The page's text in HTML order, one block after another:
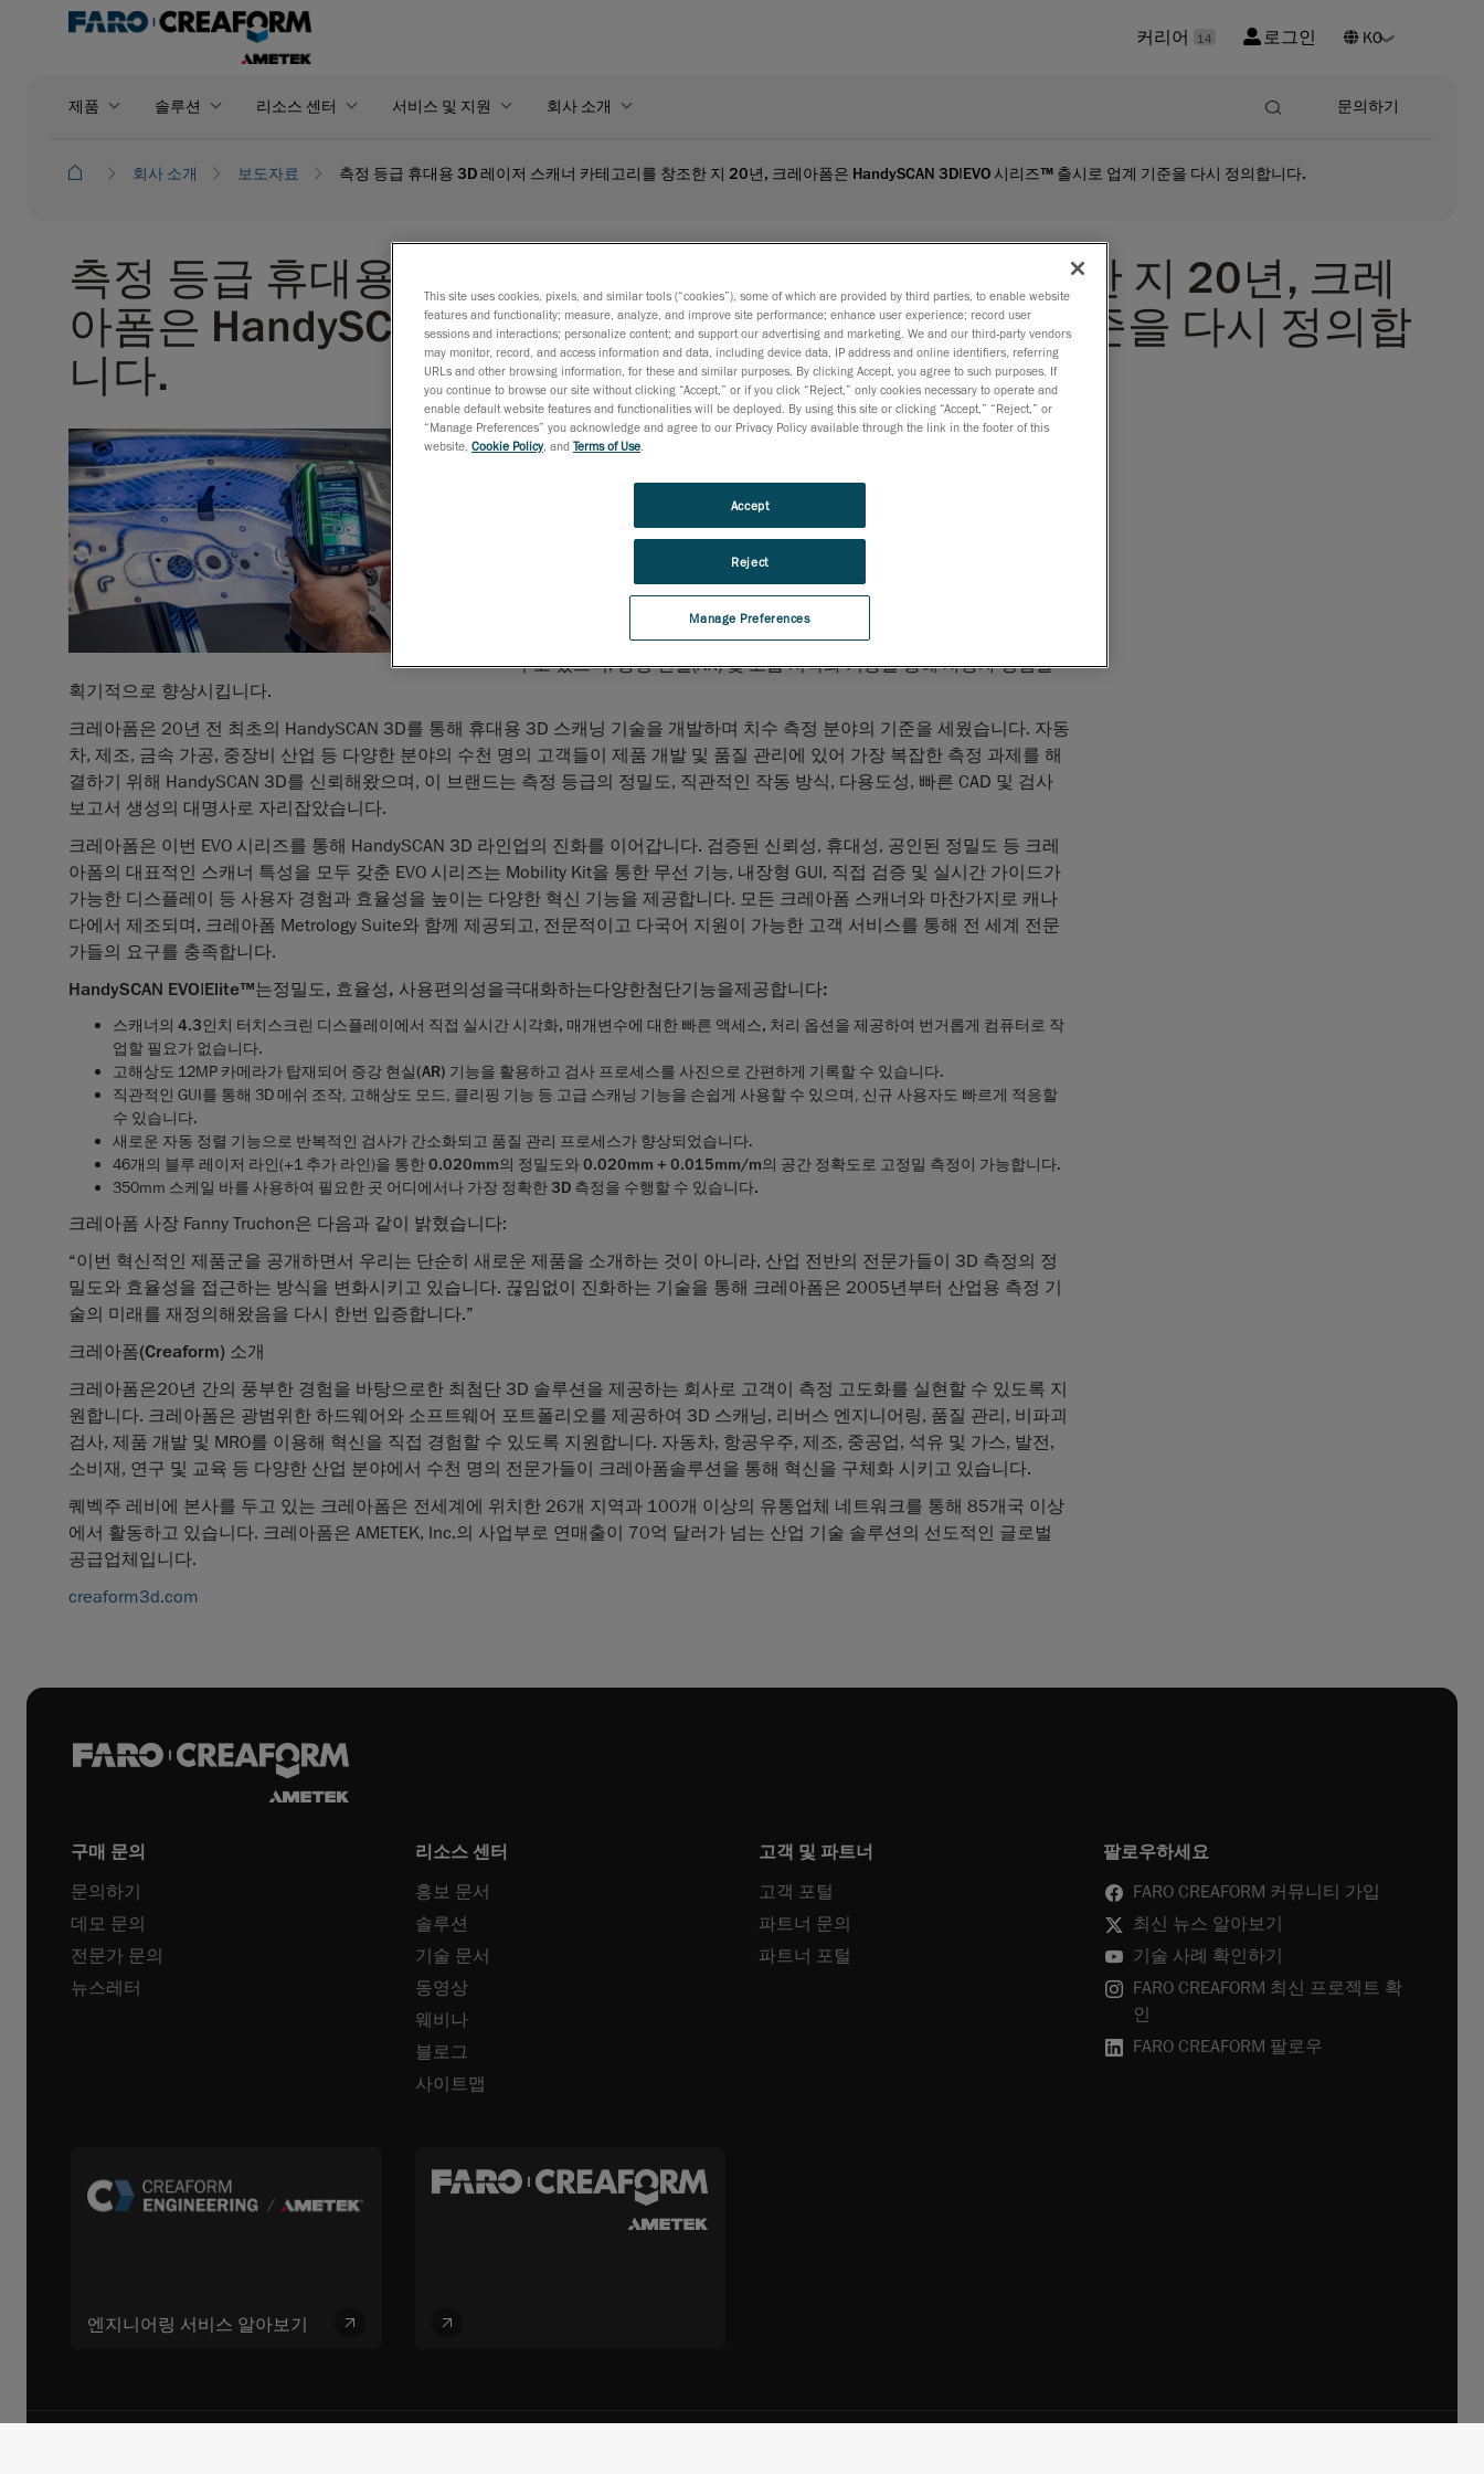
커리어 14 로그인
제품 솔루션 리소스 센터 서비스 및 지원 회사 소개 문의하기
회사 소개 보도자료 측정 등급 휴대용 3D 레이저 스캐너 카테고리를 창조한 지 20년, 크레아폼은 HandySCAN 3D|EVO 시리즈™ 출시로 업계 기준을 다시 정의합니다.
측정 등급 휴대용 3D 레이저 스캐너 카테고리를 창조한 지 20년, 크레
아폼은 HandySCAN 3D|EVO 시리즈™ 출시로 업계 기준을 다시 정의합
니다.
ISO 10360 인증을 받았으며 ISO 17025 인증 실험실에서 제조된 신제
사용자 경험을 제공합니다.
2025년 10월 21일, 캐나다퀘벡주레비
및휴대용 3D 측정 솔루션공급업체인
HandySCAN 3D|EVO 시리즈™
인 시리즈는 내장형 터치스크린 디스플레이와 통합형 포토 카메라를 갖
추고 있으며, 증강 현실(AR) 및 고급 시각화 기능을 통해 사용자 경험을
획기적으로 향상시킵니다.
크레아폼은 20년 전 최초의 HandySCAN 3D를 통해 휴대용 3D 스캐닝 기술을 개발하며 치수 측정 분야의 기준을 세웠습니다. 자동
차, 제조, 금속 가공, 중장비 산업 등 다양한 분야의 수천 명의 고객들이 제품 개발 및 품질 관리에 있어 가장 복잡한 측정 과제를 해
결하기 위해 HandySCAN 3D를 신뢰해왔으며, 이 브랜드는 측정 등급의 정밀도, 직관적인 작동 방식, 다용도성, 빠른 CAD 및 검사
보고서 생성의 대명사로 자리잡았습니다.
크레아폼은 이번 EVO 시리즈를 통해 HandySCAN 3D 라인업의 진화를 이어갑니다. 검증된 신뢰성, 휴대성, 공인된 정밀도 등 크레
아폼의 대표적인 스캐너 특성을 모두 갖춘 EVO 시리즈는 Mobility Kit을 통한 무선 기능, 내장형 GUI, 직접 검증 및 실시간 가이드가
가능한 디스플레이 등 사용자 경험과 효율성을 높이는 다양한 혁신 기능을 제공합니다. 모든 크레아폼 스캐너와 마찬가지로 캐나
다에서 제조되며, 크레아폼 Metrology Suite와 함께 제공되고, 전문적이고 다국어 지원이 가능한 고객 서비스를 통해 전 세계 전문
가들의 요구를 충족합니다.
HandySCAN EVO|Elite™는정밀도, 효율성, 사용편의성을극대화하는다양한첨단기능을제공합니다:
스캐너의 4.3인치 터치스크린 디스플레이에서 직접 실시간 시각화, 매개변수에 대한 빠른 액세스, 처리 옵션을 제공하여 번거롭게 컴퓨터로 작
업할 필요가 없습니다.
고해상도 12MP 카메라가 탑재되어 증강 현실(AR) 기능을 활용하고 검사 프로세스를 사진으로 간편하게 기록할 수 있습니다.
직관적인 GUI를 통해 3D 메쉬 조작, 고해상도 모드, 클리핑 기능 등 고급 스캐닝 기능을 손쉽게 사용할 수 있으며, 신규 사용자도 빠르게 적응할
수 있습니다.
새로운 자동 정렬 기능으로 반복적인 검사가 간소화되고 품질 관리 프로세스가 향상되었습니다.
46개의 블루 레이저 라인(+1 추가 라인)을 통한0.020mm의 정밀도와0.020mm + 0.015mm/m의 공간 정확도로 고정밀 측정이 가능합니다.
350mm 스케일 바를 사용하여 필요한 곳 어디에서나 가장 정확한 3D 측정을 수행할 수 있습니다.
크레아폼 사장 Fanny Truchon은 다음과 같이 밝혔습니다:
“이번 혁신적인 제품군을 공개하면서 우리는 단순히 새로운 제품을 소개하는 것이 아니라, 산업 전반의 전문가들이 3D 측정의 정
밀도와 효율성을 접근하는 방식을 변화시키고 있습니다. 끊임없이 진화하는 기술을 통해 크레아폼은 2005년부터 산업용 측정 기
술의 미래를 재정의해왔음을 다시 한번 입증합니다.”
크레아폼(Creaform) 소개
크레아폼은20년 간의 풍부한 경험을 바탕으로한 최첨단 3D 솔루션을 제공하는 회사로 고객이 측정 고도화를 실현할 수 있도록 지
원합니다. 크레아폼은 광범위한 하드웨어와 소프트웨어 포트폴리오를 제공하여 3D 스캐닝, 리버스 엔지니어링, 품질 관리, 비파괴
검사, 제품 개발 및 MRO를 이용해 혁신을 직접 경험할 수 있도록 지원합니다. 자동차, 항공우주, 제조, 중공업, 석유 및 가스, 발전,
소비재, 연구 및 교육 등 다양한 산업 분야에서 수천 명의 전문가들이 크레아폼솔루션을 통해 혁신을 구체화 시키고 있습니다.
퀘벡주 레비에 본사를 두고 있는 크레아폼은 전세계에 위치한 26개 지역과 100개 이상의 유통업체 네트워크를 통해 85개국 이상
에서 활동하고 있습니다. 크레아폼은 AMETEK, Inc.의 사업부로 연매출이 70억 달러가 넘는 산업 기술 솔루션의 선도적인 글로벌
공급업체입니다.
creaform3d.com
구매 문의
문의하기
데모 문의
전문가 문의
뉴스레터
리소스 센터
홍보 문서
솔루션
기술 문서
동영상
웨비나
블로그
사이트맵
고객 및 파트너
고객 포털
파트너 문의
파트너 포털
팔로우하세요
FARO CREAFORM 커뮤니티 가입
최신 뉴스 알아보기
기술 사례 확인하기
FARO CREAFORM 최신 프로젝트 확
인
FARO CREAFORM 팔로우
엔지니어링 서비스 알아보기
This site uses cookies, pixels, and similar tools (“cookies”), some of which are provided by third parties, to enable website
features and functionality; measure, analyze, and improve site performance; enhance user experience; record user
sessions and interactions; personalize content; and support our advertising and marketing. We and our third-party vendors
may monitor, record, and access information and data, including device data, IP address and online identifiers, referring
URLs and other browsing information, for these and similar purposes. By clicking Accept, you agree to such purposes. If
you continue to browse our site without clicking “Accept,” or if you click “Reject,” only cookies necessary to operate and
enable default website features and functionalities will be deployed. By using this site or clicking “Accept,” “Reject,” or
“Manage Preferences” you acknowledge and agree to our Privacy Policy available through the link in the footer of this
website, Cookie Policy, and Terms of Use
Manage Preferences
Reject
Accept